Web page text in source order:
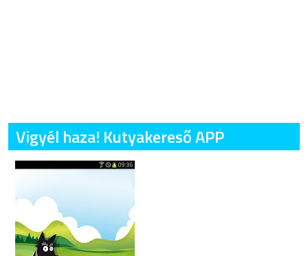
Vigyél haza! Kutyakereső APP